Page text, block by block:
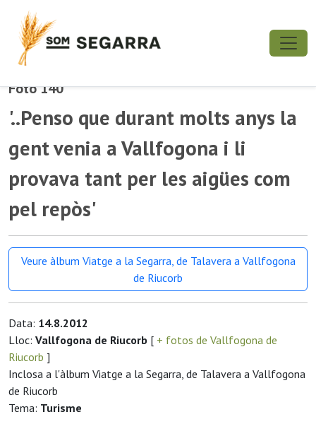
Foto 140
'..Penso que durant molts anys la
gent venia a Vallfogona i li
provava tant per les aigües com
pel repòs'
Veure àlbum Viatge a la Segarra, de Talavera a Vallfogona
de Riucorb
Data: 14.8.2012
Lloc: Vallfogona de Riucorb [ + fotos de Vallfogona de
Riucorb ]
Inclosa a l'àlbum Viatge a la Segarra, de Talavera a Vallfogona
de Riucorb
Tema: Turisme